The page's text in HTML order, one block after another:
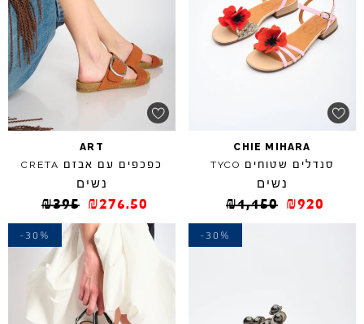
CHIE MIHARA
סנדלים שטוחים TYCO
נשים
₪1,150 ₪920
ART
כפכפים עם אבזם CRETA
נשים
₪395 ₪276.50
-30%
-30%